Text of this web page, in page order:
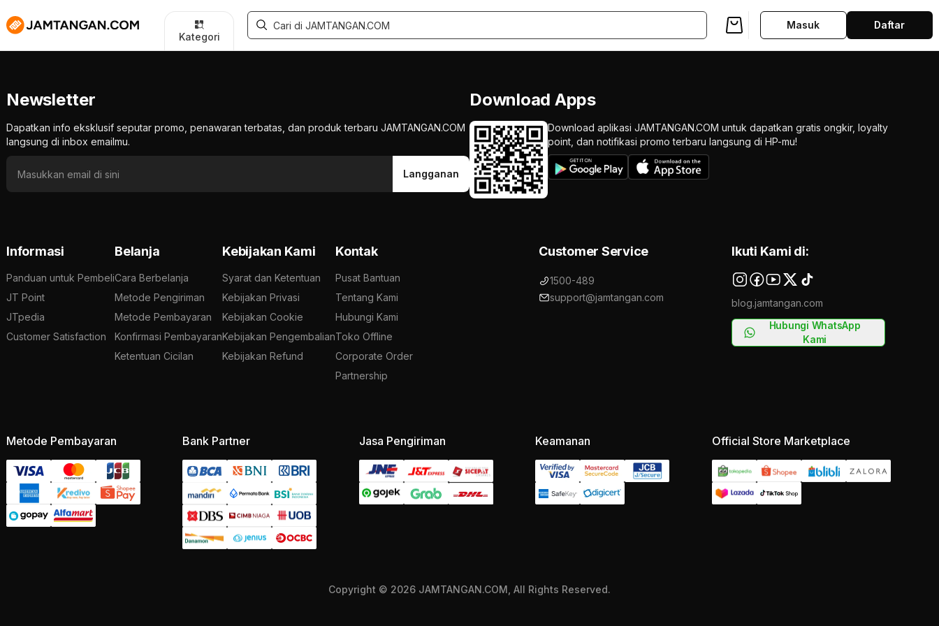
Newsletter
Dapatkan info eksklusif seputar promo, penawaran terbatas, dan produk terbaru JAMTANGAN.COM
langsung di inbox emailmu.
Langganan
Download Apps
Download aplikasi JAMTANGAN.COM untuk dapatkan gratis ongkir, loyalty
point, dan notifikasi promo terbaru langsung di HP-mu!
Informasi
Panduan untuk Pembeli
JT Point
JTpedia
Customer Satisfaction
Belanja
Cara Berbelanja
Metode Pengiriman
Metode Pembayaran
Konfirmasi Pembayaran
Ketentuan Cicilan
Kebijakan Kami
Syarat dan Ketentuan
Kebijakan Privasi
Kebijakan Cookie
Kebijakan Pengembalian
Kebijakan Refund
Kontak
Pusat Bantuan
Tentang Kami
Hubungi Kami
Toko Offline
Corporate Order
Partnership
Customer Service
1500-489
support@jamtangan.com
Ikuti Kami di:
blog.jamtangan.com
Hubungi WhatsApp
Kami
Metode Pembayaran Bank Partner Jasa Pengiriman Keamanan Official Store Marketplace
Copyright © 2026 JAMTANGAN.COM, All Rights Reserved.
Kategori
Masuk Daftar